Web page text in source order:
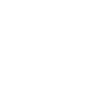
de desejos